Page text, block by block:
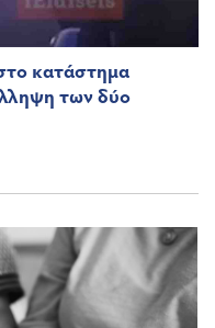
κατάστημα
των δύο